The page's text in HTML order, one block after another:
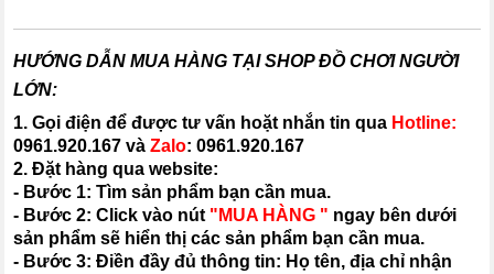
HƯỚNG DẪN MUA HÀNG TẠI SHOP ĐỒ CHƠI NGƯỜI
LỚN:
1. Gọi điện để được tư vấn hoặt nhắn tin qua Hotline:
0961.920.167 vàZalo:0961.920.167
2. Đặt hàng qua website:
- Bước 1: Tìm sản phẩm bạn cần mua.
- Bước 2: Click vào nút "MUA HÀNG " ngay bên dưới
sản phẩm sẽ hiển thị các sản phẩm bạn cần mua.
- Bước 3: Điền đầy đủ thông tin: Họ tên, địa chỉ nhận